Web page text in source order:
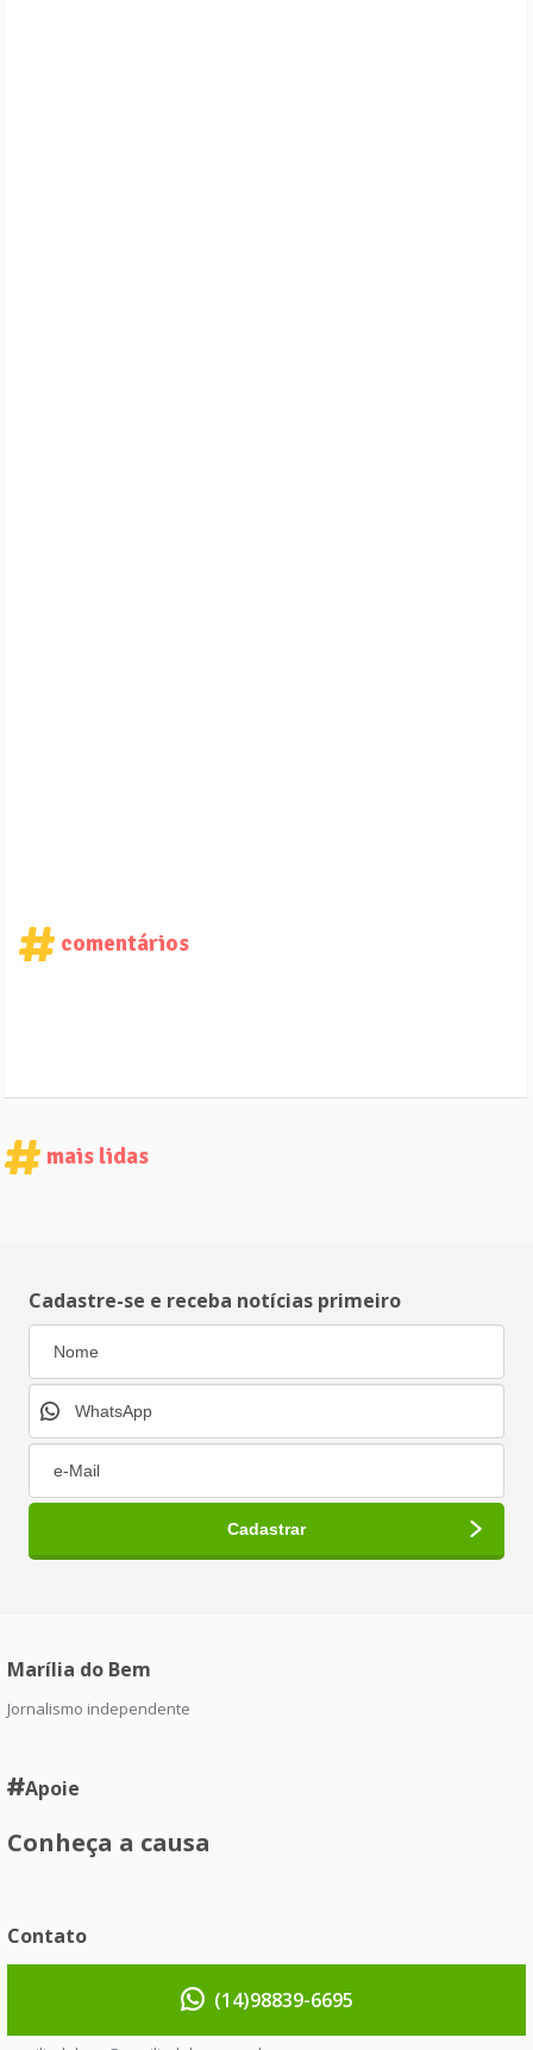
comentários
mais lidas
Cadastre-se e receba notícias primeiro
Marília do Bem
Jornalismo independente
Apoie
Conheça a causa
Contato
(14)98839-6695